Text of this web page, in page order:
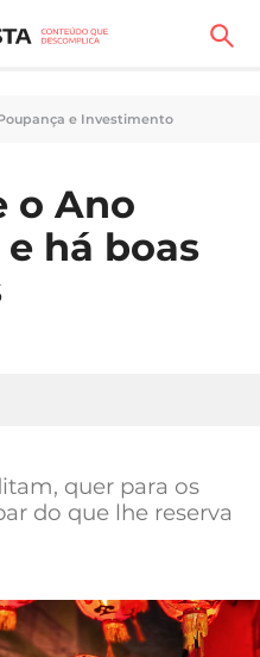
e Investimento
o Ano
há boas
quer para os
do que lhe reserva